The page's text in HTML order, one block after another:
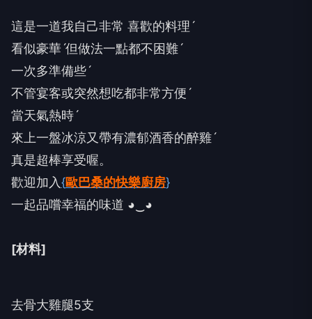
這是一道我自己非常 喜歡的料理ˊ
看似豪華ˊ但做法一點都不困難ˊ
一次多準備些ˊ
不管宴客或突然想吃都非常方便ˊ
當天氣熱時ˊ
來上一盤冰涼又帶有濃郁酒香的醉雞ˊ
真是超棒享受喔。
歡迎加入{歐巴桑的快樂廚房}
一起品嚐幸福的味道 ◕‿◕
[材料]
去骨大雞腿5支